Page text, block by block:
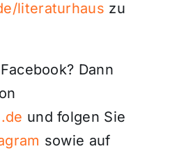
literaturhaus zu
Dann
und folgen Sie
sowie auf